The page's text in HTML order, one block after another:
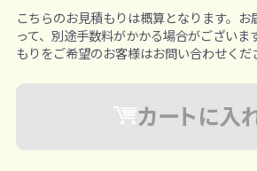
こちらのお見積もりは概算となります。お
って、別途手数料がかかる場合がございま
もりをご希望のお客様はお問い合わせくだ
カートに入